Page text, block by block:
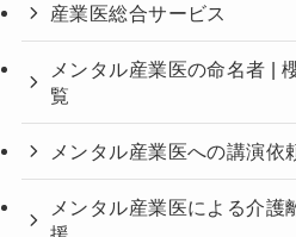
産業医総合サービス
メンタル産業医の命名者 |
覧
メンタル産業医への講演依
メンタル産業医による介護